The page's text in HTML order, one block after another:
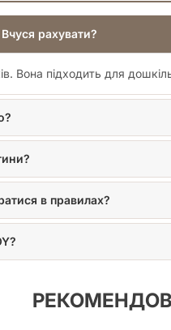
Харків, Одеса,
рахувати?
Вона підходить для
в правилах?